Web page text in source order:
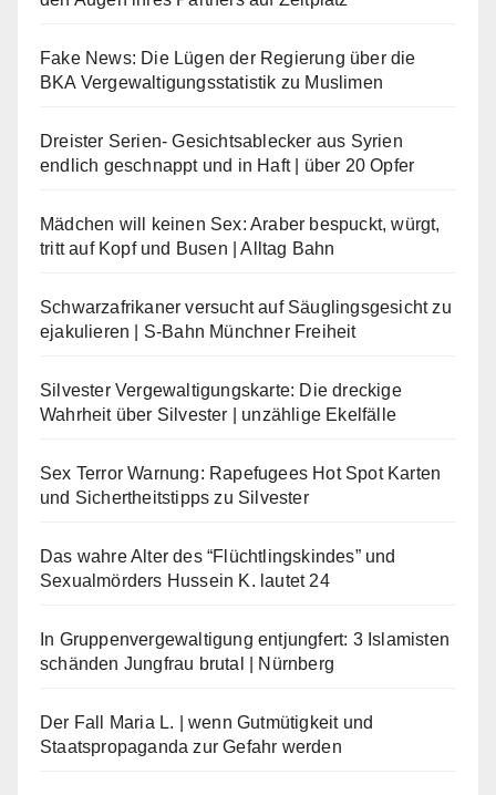
Fake News: Die Lügen der Regierung über die
BKA Vergewaltigungsstatistik zu Muslimen
Dreister Serien- Gesichtsablecker aus Syrien
endlich geschnappt und in Haft | über 20 Opfer
Mädchen will keinen Sex: Araber bespuckt, würgt,
tritt auf Kopf und Busen | Alltag Bahn
Schwarzafrikaner versucht auf Säuglingsgesicht zu
ejakulieren | S-Bahn Münchner Freiheit
Silvester Vergewaltigungskarte: Die dreckige
Wahrheit über Silvester | unzählige Ekelfälle
Sex Terror Warnung: Rapefugees Hot Spot Karten
und Sichertheitstipps zu Silvester
Das wahre Alter des “Flüchtlingskindes” und
Sexualmörders Hussein K. lautet 24
In Gruppenvergewaltigung entjungfert: 3 Islamisten
schänden Jungfrau brutal | Nürnberg
Der Fall Maria L. | wenn Gutmütigkeit und
Staatspropaganda zur Gefahr werden